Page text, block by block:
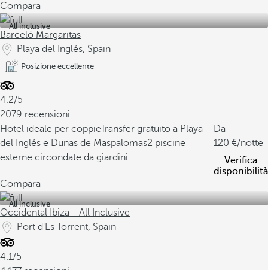
Compara
All inclusive
Barceló Margaritas
Playa del Inglés, Spain
Posizione eccellente
4.2/5
2079 recensioni
Hotel ideale per coppieTransfer gratuito a Playa
del Inglés e Dunas de Maspalomas2 piscine
esterne circondate da giardini
Da
120
/notte
Verifica
disponibilità
Compara
All inclusive
Occidental Ibiza - All Inclusive
Port d'Es Torrent, Spain
4.1/5